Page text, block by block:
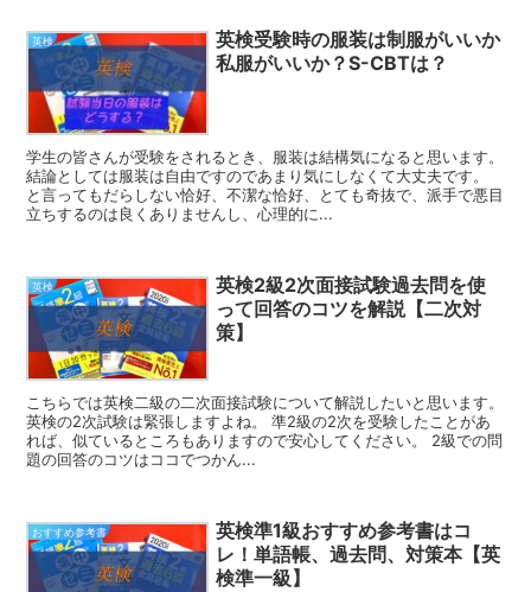
英検
英検受験時の服装は制服がいいか
私服がいいか？S-CBTは？
学生の皆さんが受験をされるとき、服装は結構気になると思います。
結論としては服装は自由ですのであまり気にしなくて大丈夫です。
と言ってもだらしない恰好、不潔な恰好、とても奇抜で、派手で悪目
立ちするのは良くありませんし、心理的に...
英検
英検2級2次面接試験過去問を使
って回答のコツを解説【二次対
策】
こちらでは英検二級の二次面接試験について解説したいと思います。
英検の2次試験は緊張しますよね。 準2級の2次を受験したことがあ
れば、似ているところもありますので安心してください。 2級での問
題の回答のコツはココでつかん...
おすすめ参考書
英検準1級おすすめ参考書はコ
レ！単語帳、過去問、対策本【英
検準一級】